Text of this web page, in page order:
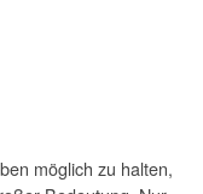
möglich zu halten,